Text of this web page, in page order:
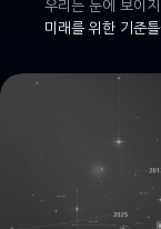
우리는 눈에 보이
미래를 위한 기준틀